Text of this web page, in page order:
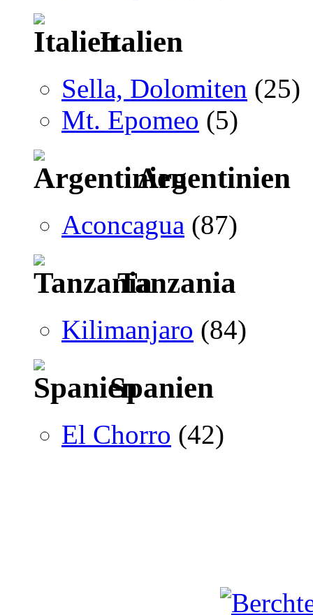
Italien
Sella, Dolomiten (25)
Mt. Epomeo (5)
Argentinien
Aconcagua (87)
Tanzania
Kilimanjaro (84)
Spanien
El Chorro (42)